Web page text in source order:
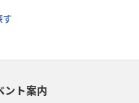
ント案内